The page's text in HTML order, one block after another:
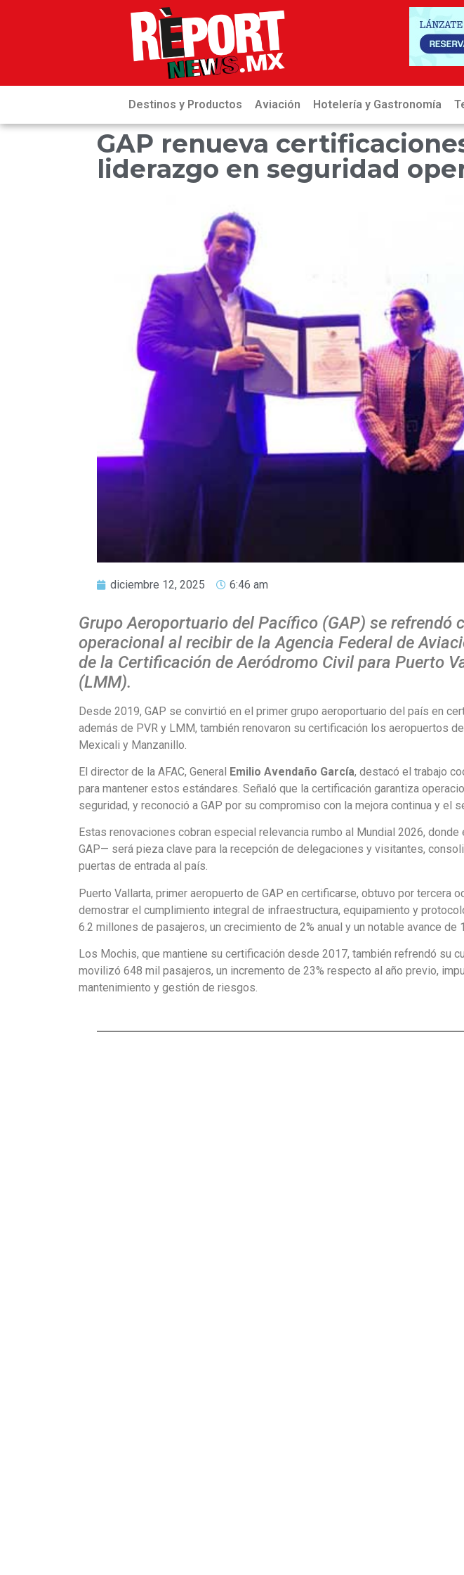
Destinos y Productos Aviación Hotelería y Gastronomía
GAP renueva
liderazgo en seguridad
diciembre 12, 2025 6:46 am
Grupo Aeroportuario del Pacífico (GAP) se refrendó
operacional al recibir de la Agencia Federal de
de la Certificación de Aeródromo Civil para Puerto
(LMM).
Desde 2019, GAP se convirtió en el primer grupo aeroportuario del país en
además de PVR y LMM, también renovaron su certificación los aeropuertos
Mexicali y Manzanillo.
El director de la AFAC, General Emilio Avendaño García, destacó el trabajo
para mantener estos estándares. Señaló que la certificación garantiza
seguridad, y reconoció a GAP por su compromiso con la mejora continua y el
Estas renovaciones cobran especial relevancia rumbo al Mundial 2026,
GAP— será pieza clave para la recepción de delegaciones y visitantes,
puertas de entrada al país.
Puerto Vallarta, primer aeropuerto de GAP en certificarse, obtuvo por tercera
demostrar el cumplimiento integral de infraestructura, equipamiento y
6.2 millones de pasajeros, un crecimiento de 2% anual y un notable avance de
Los Mochis, que mantiene su certificación desde 2017, también refrendó su
movilizó 648 mil pasajeros, un incremento de 23% respecto al año previo,
mantenimiento y gestión de riesgos.